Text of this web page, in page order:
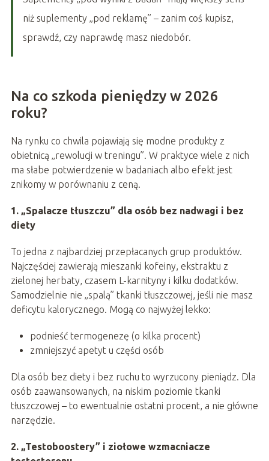
niż suplementy „pod reklamę” – zanim coś kupisz,
sprawdź, czy naprawdę masz niedobór.
Na co szkoda pieniędzy w 2026
roku?
Na rynku co chwila pojawiają się modne produkty z
obietnicą „rewolucji w treningu”. W praktyce wiele z nich
ma słabe potwierdzenie w badaniach albo efekt jest
znikomy w porównaniu z ceną.
1. „Spalacze tłuszczu” dla osób bez nadwagi i bez
diety
To jedna z najbardziej przepłacanych grup produktów.
Najczęściej zawierają mieszanki kofeiny, ekstraktu z
zielonej herbaty, czasem L-karnityny i kilku dodatków.
Samodzielnie nie „spalą” tkanki tłuszczowej, jeśli nie masz
deficytu kalorycznego. Mogą co najwyżej lekko:
podnieść termogenezę (o kilka procent)
zmniejszyć apetyt u części osób
Dla osób bez diety i bez ruchu to wyrzucony pieniądz. Dla
osób zaawansowanych, na niskim poziomie tkanki
tłuszczowej – to ewentualnie ostatni procent, a nie główne
narzędzie.
2. „Testoboostery” i ziołowe wzmacniacze